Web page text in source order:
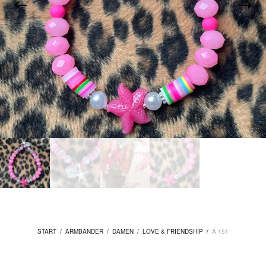
START / ARMBÄNDER / DAMEN / LOVE & FRIENDSHIP / A 151